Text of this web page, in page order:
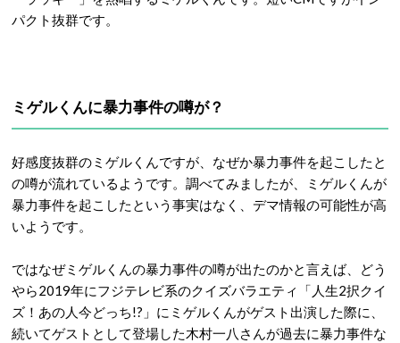
パクト抜群です。
ミゲルくんに暴力事件の噂が？
好感度抜群のミゲルくんですが、なぜか暴力事件を起こしたと
の噂が流れているようです。調べてみましたが、ミゲルくんが
暴力事件を起こしたという事実はなく、デマ情報の可能性が高
いようです。
ではなぜミゲルくんの暴力事件の噂が出たのかと言えば、どう
やら2019年にフジテレビ系のクイズバラエティ「人生2択クイ
ズ！あの人今どっち!?」にミゲルくんがゲスト出演した際に、
続いてゲストとして登場した木村一八さんが過去に暴力事件な